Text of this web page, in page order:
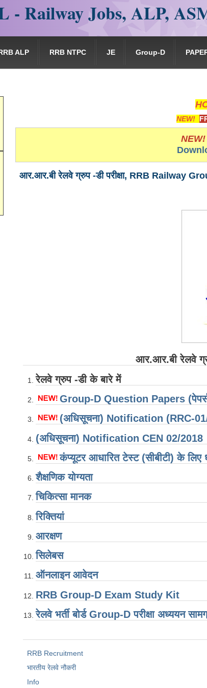
Railway Jobs, ALP,
ALP RRB NTPC JE Group-D
NEW!
NEW!
आर.आर.बी रेलवे ग्रुप -डी परीक्षा, RRB Railway
आर.आर.बी रेलवे
रेलवे ग्रुप -डी के बारे में
Group-D Question Papers
(अधिसूचना) Notification (RRC-
(अधिसूचना) Notification CEN 02/2018
कंप्यूटर आधारित टेस्ट (सीबीटी) के लिए
शैक्षणिक योग्यता
चिकित्सा मानक
रिक्तियां
आरक्षण
सिलेबस
ऑनलाइन आवेदन
RRB Group-D Exam Study Kit
रेलवे भर्ती बोर्ड Group-D परीक्षा अध्ययन
RRB Recruitment
भारतीय रेलवे नौकरी
Info